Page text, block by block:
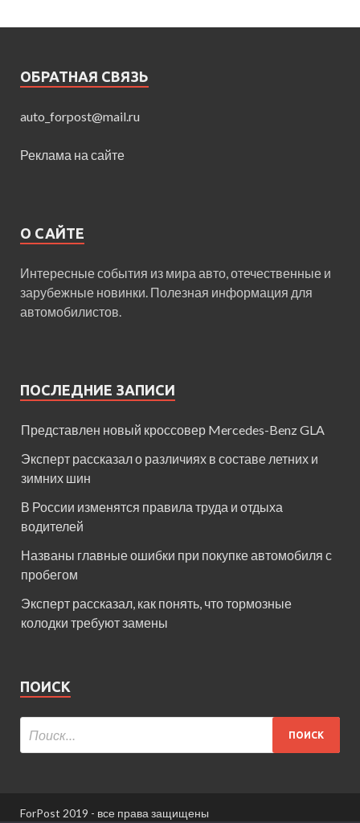
ОБРАТНАЯ СВЯЗЬ
auto_forpost@mail.ru
Реклама на сайте
О САЙТЕ
Интересные события из мира авто, отечественные и
зарубежные новинки. Полезная информация для
автомобилистов.
ПОСЛЕДНИЕ ЗАПИСИ
Представлен новый кроссовер Mercedes-Benz GLA
Эксперт рассказал о различиях в составе летних и
зимних шин
В России изменятся правила труда и отдыха
водителей
Названы главные ошибки при покупке автомобиля с
пробегом
Эксперт рассказал, как понять, что тормозные
колодки требуют замены
ПОИСК
ForPost 2019 - все права защищены